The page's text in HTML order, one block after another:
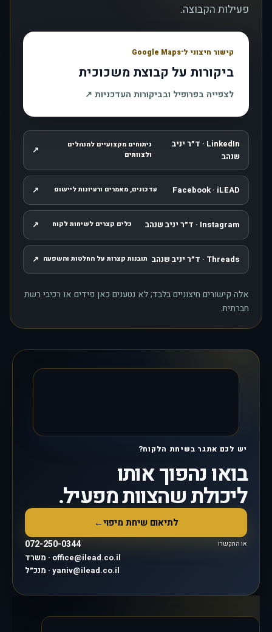
פעילות הקבוצה.
קישור חיצוני ל־Google Maps
ביקורות על קבוצת משכוכית
לצפייה בפרופיל ובביקורות העדכניות ↗
LinkedIn · ד״ר יניב
שנהב
ניתוחים מקצועיים למנהלים
ולצוותים
↗ , נפתח בחלון חדש
Facebook · iLEAD עדכונים, מאמרים ורעיונות ליישום ↗ , נפתח בחלון חדש
Instagram · ד״ר יניב שנהב כלים קצרים לשיחות לקוח ↗ , נפתח בחלון חדש
Threads · ד״ר יניב שנהב תובנות קצרות על החלטות והשפעה ↗ , נפתח בחלון חדש
אלה קישורים חיצוניים בלבד; לא נטענים כאן פידים או רכיבי רשת
חברתית.
יש לכם אתגר בשיחת הלקוח?
בואו נהפוך אותו
ליכולת שהצוות מפעיל.
לתיאום שיחת מיפוי←
או התקשרו 072-250-0344
משרד · office@ilead.co.il
מנכ״ל · yaniv@ilead.co.il